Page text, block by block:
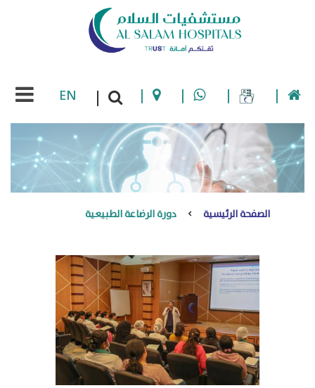
|
|
|
|
|
EN
الصفحة الرئيسية دورة الرضاعة الطبيعية